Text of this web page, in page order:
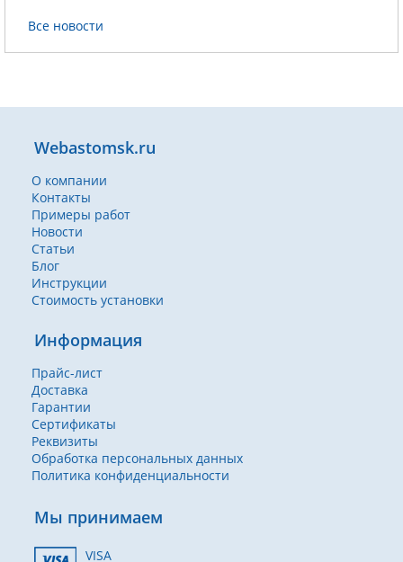
Все новости
Webastomsk.ru
О компании
Контакты
Примеры работ
Новости
Статьи
Блог
Инструкции
Стоимость установки
Информация
Прайс-лист
Доставка
Гарантии
Сертификаты
Реквизиты
Обработка персональных данных
Политика конфиденциальности
Мы принимаем
VISA